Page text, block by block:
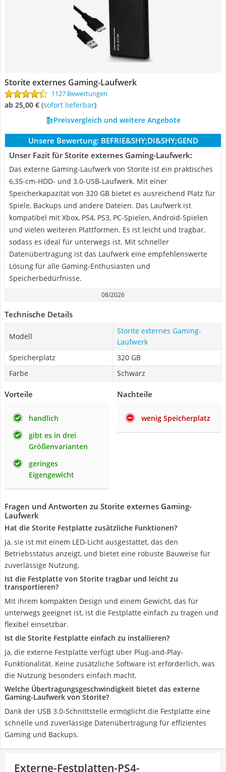
Storite externes Gaming-Laufwerk
1127 Bewertungen
ab 25,00 € ( Sofort lieferbar)
Preisvergleich und weitere Angebote
Unsere Bewertung: BEFRIE&SHY;DI&SHY;GEND
Unser Fazit für Storite externes Gaming-Laufwerk:
Das externe Gaming-Laufwerk von Storite ist ein praktisches
6,35-cm-HDD- und 3.0-USB-Laufwerk. Mit einer
Speicherkapazität von 320 GB bietet es ausreichend Platz für
Spiele, Backups und andere Dateien. Das Laufwerk ist
kompatibel mit Xbox, PS4, PS3, PC-Spielen, Android-Spielen
und vielen weiteren Plattformen. Es ist leicht und tragbar,
sodass es ideal für unterwegs ist. Mit schneller
Datenübertragung ist das Laufwerk eine empfehlenswerte
Lösung für alle Gaming-Enthusiasten und
Speicherbedürfnisse.
08/2026
Technische Details
Modell
Storite externes Gaming-
Laufwerk
Speicherplatz
‎320 GB
Farbe
Schwarz
Vorteile
handlich
gibt es in drei
Größenvarianten
geringes
Eigengewicht
Nachteile
wenig Speicherplatz
Fragen und Antworten zu Storite externes Gaming-
Laufwerk
Hat die Storite Festplatte zusätzliche Funktionen?
Ja, sie ist mit einem LED-Licht ausgestattet, das den
Betriebsstatus anzeigt, und bietet eine robuste Bauweise für
zuverlässige Nutzung.
Ist die Festplatte von Storite tragbar und leicht zu
transportieren?
Mit ihrem kompakten Design und einem Gewicht, das für
unterwegs geeignet ist, ist die Festplatte einfach zu tragen und
flexibel einsetzbar.
Ist die Storite Festplatte einfach zu installieren?
Ja, die externe Festplatte verfügt über Plug-and-Play-
Funktionalität. Keine zusätzliche Software ist erforderlich, was
die Nutzung besonders einfach macht.
Welche Übertragungsgeschwindigkeit bietet das externe
Gaming-Laufwerk von Storite?
Dank der USB 3.0-Schnittstelle ermöglicht die Festplatte eine
schnelle und zuverlässige Datenübertragung für effizientes
Gaming und Backups.
Externe-Festplatten-PS4-